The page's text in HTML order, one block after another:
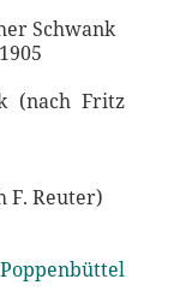
Schwank
(nach Fritz
F. Reuter)